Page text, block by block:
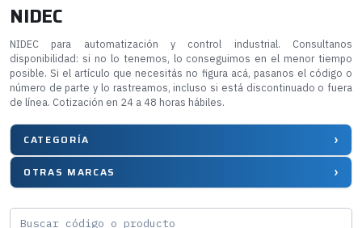
NIDEC
NIDEC para automatización y control industrial. Consultanos
disponibilidad: si no lo tenemos, lo conseguimos en el menor tiempo
posible. Si el artículo que necesitás no figura acá, pasanos el código o
número de parte y lo rastreamos, incluso si está discontinuado o fuera
de línea. Cotización en 24 a 48 horas hábiles.
CATEGORÍA
OTRAS MARCAS